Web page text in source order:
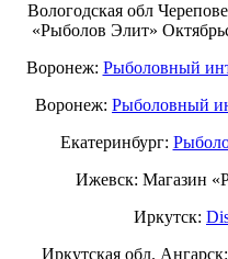
Вологодская обл
«Рыболов Элит»
Воронеж: Рыболовный
Воронеж: Рыболовный
Екатеринбург:
Ижевск: Магазин
Иркутск:
Иркутская обл. Ангарск: